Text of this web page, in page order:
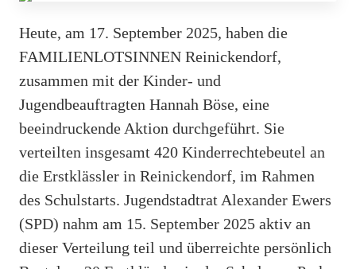
Heute, am 17. September 2025, haben die
FAMILIENLOTSINNEN Reinickendorf,
zusammen mit der Kinder- und
Jugendbeauftragten Hannah Böse, eine
beeindruckende Aktion durchgeführt. Sie
verteilten insgesamt 420 Kinderrechtebeutel an
die Erstklässler in Reinickendorf, im Rahmen
des Schulstarts. Jugendstadtrat Alexander Ewers
(SPD) nahm am 15. September 2025 aktiv an
dieser Verteilung teil und überreichte persönlich